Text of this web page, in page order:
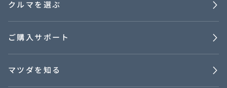
お問合せ/FAQ
クルマを選ぶ
ご購入サポート
マツダを知る